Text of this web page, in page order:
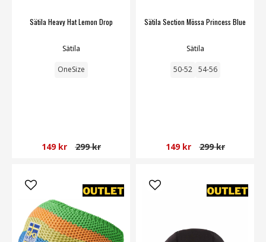
Sätila Heavy Hat Lemon Drop
Sätila
OneSize
149 kr 299 kr
Sätila Section Mössa Princess Blue
Sätila
50-52 54-56
149 kr 299 kr